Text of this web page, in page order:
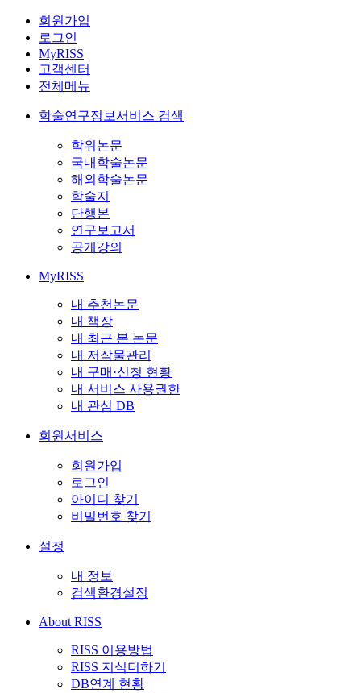
회원가입
로그인
MyRISS
고객센터
전체메뉴
학술연구정보서비스 검색
학위논문
국내학술논문
해외학술논문
학술지
단행본
연구보고서
공개강의
MyRISS
내 추천논문
내 책장
내 최근 본 논문
내 저작물관리
내 구매·신청 현황
내 서비스 사용권한
내 관심 DB
회원서비스
회원가입
로그인
아이디 찾기
비밀번호 찾기
설정
내 정보
검색환경설정
About RISS
RISS 이용방법
RISS 지식더하기
DB연계 현황